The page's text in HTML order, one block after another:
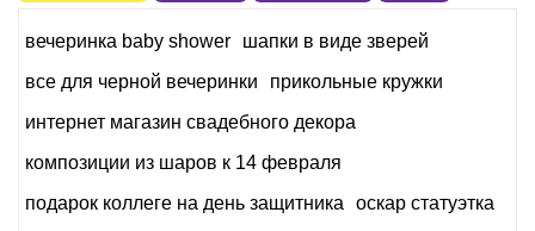
вечеринка baby shower
шапки в виде зверей
все для черной вечеринки
прикольные кружки
интернет магазин свадебного декора
композиции из шаров к 14 февраля
подарок коллеге на день защитника
оскар статуэтка